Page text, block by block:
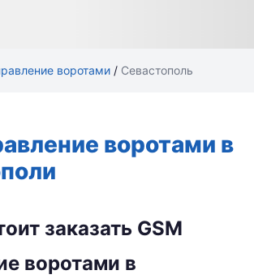
воротами / Севастополь
воротами в
заказать GSM
воротами в